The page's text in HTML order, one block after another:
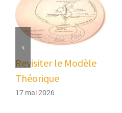
Revisiter le Modèle
Théorique
17 mai 2026